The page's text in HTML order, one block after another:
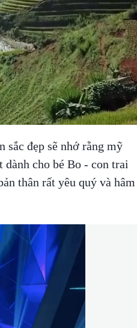
sắc đẹp sẽ nhớ rằng mỹ
cho bé Bo - con trai
thân rất yêu quý và hâm